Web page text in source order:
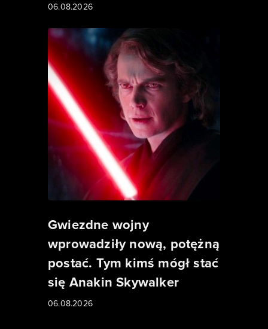
06.08.2026
Gwiezdne wojny
wprowadziły nową, potężną
postać. Tym kimś mógł stać
się Anakin Skywalker
06.08.2026